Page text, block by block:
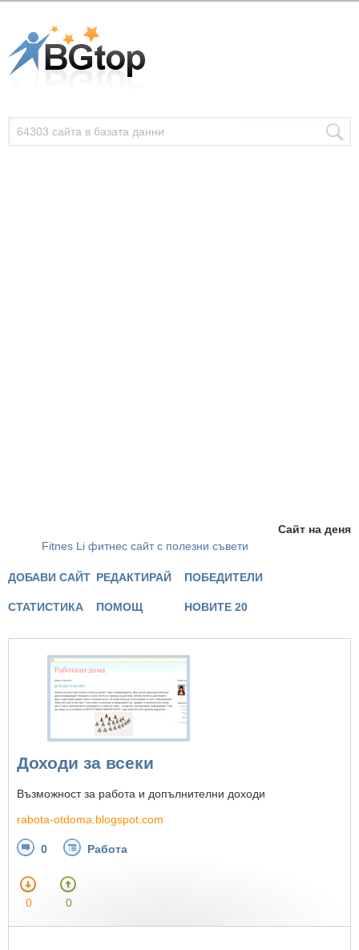
Сайт на деня
Fitnes Li фитнес сайт с полезни съвети
ДОБАВИ САЙТ РЕДАКТИРАЙ ПОБЕДИТЕЛИ
СТАТИСТИКА ПОМОЩ НОВИТЕ 20
Доходи за всеки
Възможност за работа и допълнителни доходи
rabota-otdoma.blogspot.com
0 Работа
0 0